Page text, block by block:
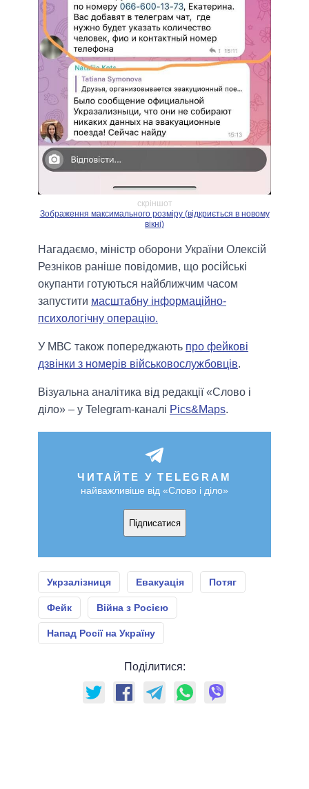
скріншот
Зображення максимального розміру (відкриється в новому
вікні)
Нагадаємо, міністр оборони України Олексій
Резніков раніше повідомив, що російські
окупанти готуються найближчим часом
запустити масштабну інформаційно-
психологічну операцію.
У МВС також попереджають про фейкові
дзвінки з номерів військовослужбовців.
Візуальна аналітика від редакції «Слово і
діло» – у Telegram-каналі Pics&Maps.
ЧИТАЙТЕ У TELEGRAM
найважливіше від «Слово і діло»
Підписатися
Укрзалізниця Евакуація Потяг
Фейк Війна з Росією
Напад Росії на Україну
Поділитися: